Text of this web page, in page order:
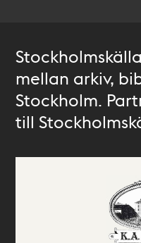
mellan arkiv,
Stockholm.
till